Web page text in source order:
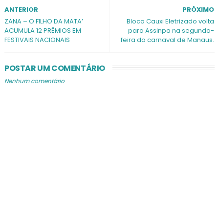
PRÓXIMO
Bloco Cauxi Eletrizado volta
para Assinpa na segunda-
feira do carnaval de Manaus.
ANTERIOR
ZANA – O FILHO DA MATA’
ACUMULA 12 PRÊMIOS EM
FESTIVAIS NACIONAIS
POSTAR UM COMENTÁRIO
Nenhum comentário